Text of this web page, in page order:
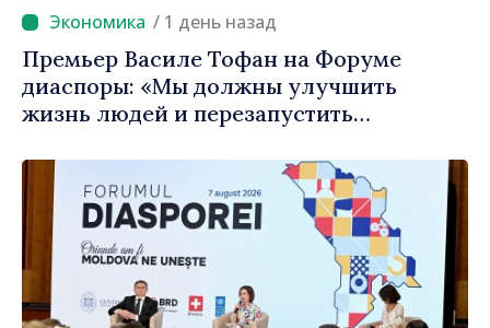
/ 1 день назад
Премьер Василе Тофан на Форуме
диаспоры: «Мы должны улучшить
жизнь людей и перезапустить